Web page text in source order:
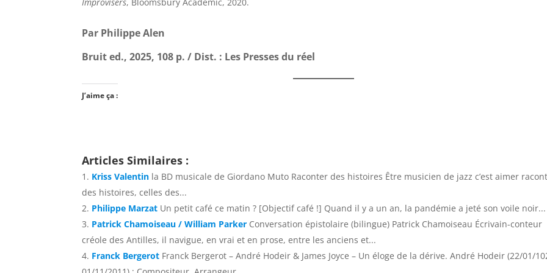
Par Philippe Alen
Bruit ed., 2025, 108 p. / Dist. : Les Presses du réel
J’aime ça :
Articles Similaires :
Kriss Valentin la BD musicale de Giordano Muto Raconter des histoires Être musicien de jazz c’est aimer
des histoires, celles des...
Philippe Marzat Un petit café ce matin ? [Objectif café !] Quand il y a un an, la pandémie a jeté son voile noir...
Patrick Chamoiseau / William Parker Conversation épistolaire (bilingue) Patrick Chamoiseau Écrivain-conteur
créole des Antilles, il navigue, en vrai et en prose, entre les anciens et...
Franck Bergerot Franck Bergerot – André Hodeir & James Joyce – Un éloge de la dérive. André Hodeir (22/01/